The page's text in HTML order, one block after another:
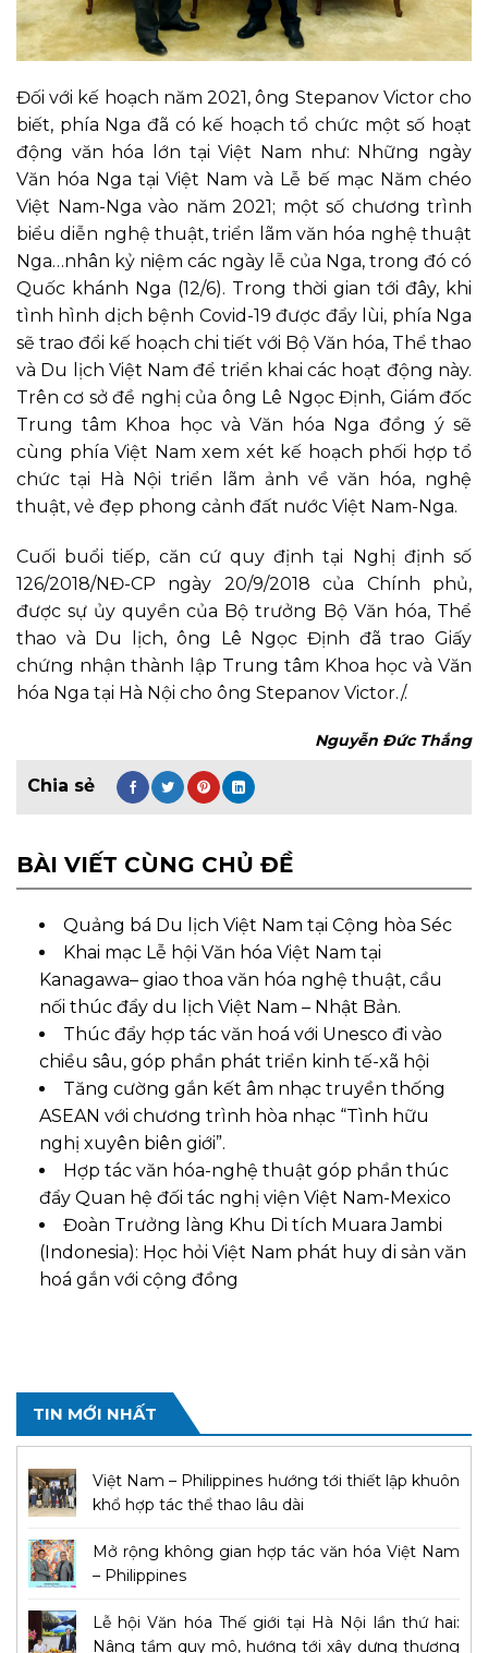
Đối với kế hoạch năm 2021, ông Stepanov Victor cho
biết, phía Nga đã có kế hoạch tổ chức một số hoạt
động văn hóa lớn tại Việt Nam như: Những ngày
Văn hóa Nga tại Việt Nam và Lễ bế mạc Năm chéo
Việt Nam-Nga vào năm 2021; một số chương trình
biểu diễn nghệ thuật, triển lãm văn hóa nghệ thuật
Nga…nhân kỷ niệm các ngày lễ của Nga, trong đó có
Quốc khánh Nga (12/6). Trong thời gian tới đây, khi
tình hình dịch bệnh Covid-19 được đẩy lùi, phía Nga
sẽ trao đổi kế hoạch chi tiết với Bộ Văn hóa, Thể thao
và Du lịch Việt Nam để triển khai các hoạt động này.
Trên cơ sở đề nghị của ông Lê Ngọc Định, Giám đốc
Trung tâm Khoa học và Văn hóa Nga đồng ý sẽ
cùng phía Việt Nam xem xét kế hoạch phối hợp tổ
chức tại Hà Nội triển lãm ảnh về văn hóa, nghệ
thuật, vẻ đẹp phong cảnh đất nước Việt Nam-Nga.
Cuối buổi tiếp, căn cứ quy định tại Nghị định số
126/2018/NĐ-CP ngày 20/9/2018 của Chính phủ,
được sự ủy quyền của Bộ trưởng Bộ Văn hóa, Thể
thao và Du lịch, ông Lê Ngọc Định đã trao Giấy
chứng nhận thành lập Trung tâm Khoa học và Văn
hóa Nga tại Hà Nội cho ông Stepanov Victor./.
Nguyễn Đức Thắng
BÀI VIẾT CÙNG CHỦ ĐỀ
Quảng bá Du lịch Việt Nam tại Cộng hòa Séc
Khai mạc Lễ hội Văn hóa Việt Nam tại
Kanagawa– giao thoa văn hóa nghệ thuật, cầu
nối thúc đẩy du lịch Việt Nam – Nhật Bản.
Thúc đẩy hợp tác văn hoá với Unesco đi vào
chiều sâu, góp phần phát triển kinh tế-xã hội
Tăng cường gắn kết âm nhạc truyền thống
ASEAN với chương trình hòa nhạc “Tình hữu
nghị xuyên biên giới”.
Hợp tác văn hóa-nghệ thuật góp phần thúc
đẩy Quan hệ đối tác nghị viện Việt Nam-Mexico
Đoàn Trưởng làng Khu Di tích Muara Jambi
(Indonesia): Học hỏi Việt Nam phát huy di sản văn
hoá gắn với cộng đồng
TIN MỚI NHẤT
Việt Nam – Philippines hướng tới thiết lập khuôn
khổ hợp tác thể thao lâu dài
Mở rộng không gian hợp tác văn hóa Việt Nam
– Philippines
Lễ hội Văn hóa Thế giới tại Hà Nội lần thứ hai:
Nâng tầm quy mô, hướng tới xây dựng thương